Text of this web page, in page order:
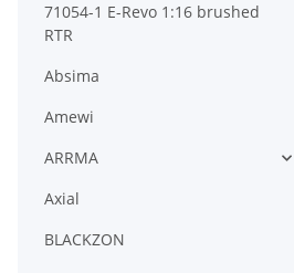
71054-1 E-Revo 1:16 brushed
RTR
Absima
Amewi
ARRMA
Axial
BLACKZON